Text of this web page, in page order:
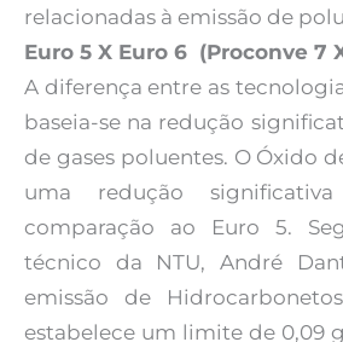
relacionadas à emissão de
Euro 5 X Euro 6 (Proconve 7
A diferença entre as
baseia-se na redução
de gases poluentes. O Óxido
uma redução
comparação ao Euro 5.
técnico da NTU, André
emissão de
estabelece um limite de 0,09